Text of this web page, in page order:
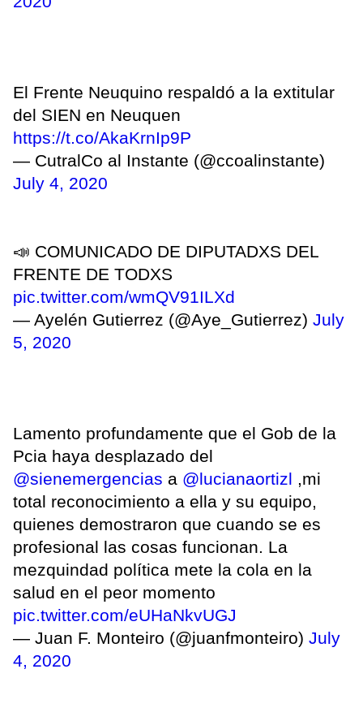
El Frente Neuquino respaldó a la extitular
del SIEN en Neuquen
https://t.co/AkaKrnIp9P
— CutralCo al Instante (@ccoalinstante)
July 4, 2020
📣 COMUNICADO DE DIPUTADXS DEL
FRENTE DE TODXS
pic.twitter.com/wmQV91ILXd
— Ayelén Gutierrez (@Aye_Gutierrez) July
5, 2020
Lamento profundamente que el Gob de la
Pcia haya desplazado del
@sienemergencias a @lucianaortizl ,mi
total reconocimiento a ella y su equipo,
quienes demostraron que cuando se es
profesional las cosas funcionan. La
mezquindad política mete la cola en la
salud en el peor momento
pic.twitter.com/eUHaNkvUGJ
— Juan F. Monteiro (@juanfmonteiro) July
4, 2020